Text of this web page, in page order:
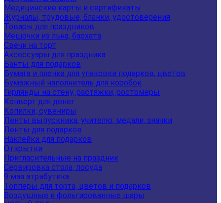
Медицинские карты и сертификаты
Журналы, трудовые, бланки, удостоверения
Товары для праздников
Мешочки из льна, бархата
Свечи на торт
Аксессуары для праздника
Банты для подарков
Бумага и пленка для упаковки подарков, цветов
Бумажный наполнитель для коробок
Гирлянды на стену, растяжки, ростомеры
Конверт для денег
Копилки, сувениры
Ленты выпускника, учителю, медали, значки
Ленты для подарков
Наклейки для подарков
Открытки
Пригласительные на праздник
Сервировка стола, посуда
9 мая атрибутика
Топперы для торта, цветов и подарков
Воздушные и фольгированные шары